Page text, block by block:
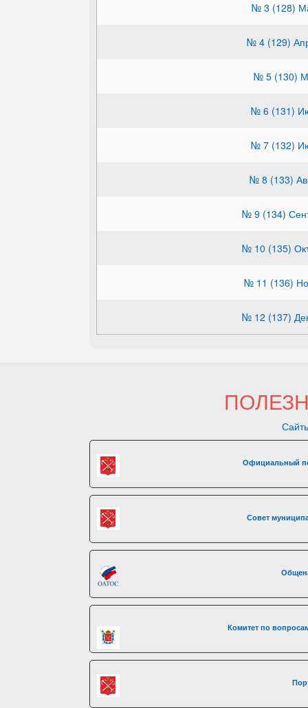
№ 3 (128)
№ 4 (129)
№ 5 (130)
№ 6 (131)
№ 7 (132)
№ 8 (133)
№ 9 (134)
№ 10 (135)
№ 11 (136)
№ 12 (137)
Официальный
Совет
Комитет по